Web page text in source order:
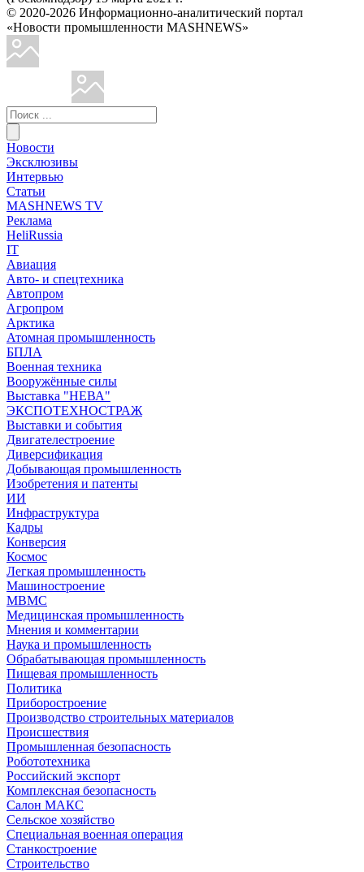
© 2020-2026 Информационно-аналитический портал
«Новости промышленности MASHNEWS»
Новости
Эксклюзивы
Интервью
Статьи
MASHNEWS TV
Реклама
HeliRussia
IT
Авиация
Авто- и спецтехника
Автопром
Агропром
Арктика
Атомная промышленность
БПЛА
Военная техника
Вооружённые силы
Выставка "НЕВА"
ЭКСПОТЕХНОСТРАЖ
Выставки и события
Двигателестроение
Диверсификация
Добывающая промышленность
Изобретения и патенты
ИИ
Инфраструктура
Кадры
Конверсия
Космос
Легкая промышленность
Машиностроение
МВМС
Медицинская промышленность
Мнения и комментарии
Наука и промышленность
Обрабатывающая промышленность
Пищевая промышленность
Политика
Приборостроение
Производство строительных материалов
Происшествия
Промышленная безопасность
Робототехника
Российский экспорт
Комплексная безопасность
Салон МАКС
Сельское хозяйство
Специальная военная операция
Станкостроение
Строительство